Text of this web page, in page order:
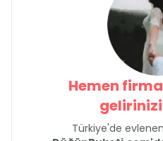
Hemen
gelirinizi
Türkiye'de